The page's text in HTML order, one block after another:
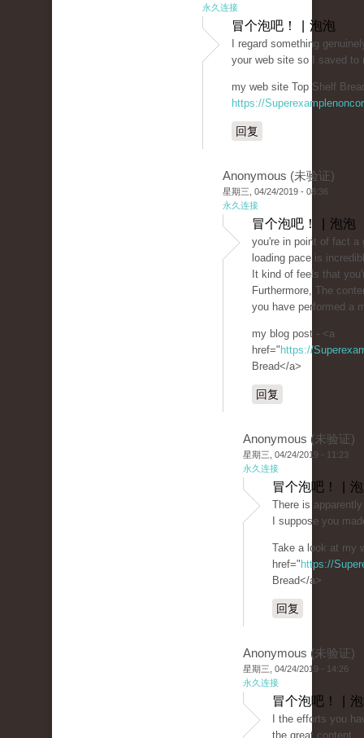
永久连接
冒个泡吧！ | 泡泡
I regard something
your web site so I saved to
my web site Top Shelf
https://
回复
Anonymous (未验证)
星期三, 04/24/2019 - 08:36
永久连接
冒个泡吧！ | 泡泡
you're in point of fact a
loading pace is
It kind of feels that
Furthermore, The
you have performed a
my blog post - <a
href=" https://
Bread</a>
回复
Anonymous (未验证)
星期三, 04/24/2019 - 11:23
永久连接
冒个泡吧！ |
There is
I suppose you
Take a look at my
href=" https://
Bread</a>
回复
Anonymous (未验证)
星期三, 04/24/2019 - 14:26
永久连接
冒个泡吧！ |
I the efforts you
the great content.